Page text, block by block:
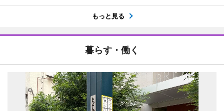
もっと見る
暮らす・働く